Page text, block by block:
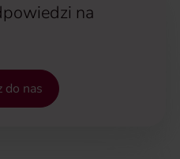
na
do nas